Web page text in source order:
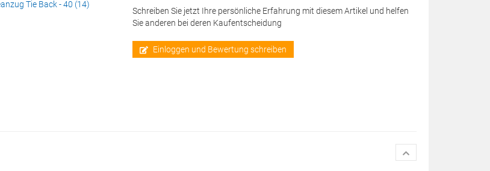
Schreiben Sie jetzt Ihre persönliche Erfahrung mit diesem Artikel und helfen
Sie anderen bei deren Kaufentscheidung
Einloggen und Bewertung schreiben